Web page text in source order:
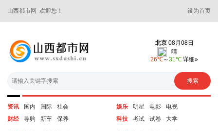
山西都市网 欢迎您！ 设为首页
资讯 国内 国际
社会
财经
导购 新车 保养
娱乐 明星 电影
电视
科技
考试 试卷 大学